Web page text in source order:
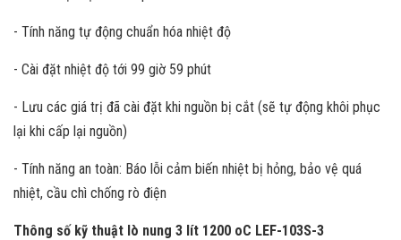
- Tính năng tự động chuẩn hóa nhiệt độ
- Cài đặt nhiệt độ tới 99 giờ 59 phút
- Lưu các giá trị đã cài đặt khi nguồn bị cắt (sẽ tự động khôi phục
lại khi cấp lại nguồn)
- Tính năng an toàn: Báo lỗi cảm biến nhiệt bị hỏng, bảo vệ quá
nhiệt, cầu chì chống rò điện
Thông số kỹ thuật lò nung 3 lít 1200 oC LEF-103S-3